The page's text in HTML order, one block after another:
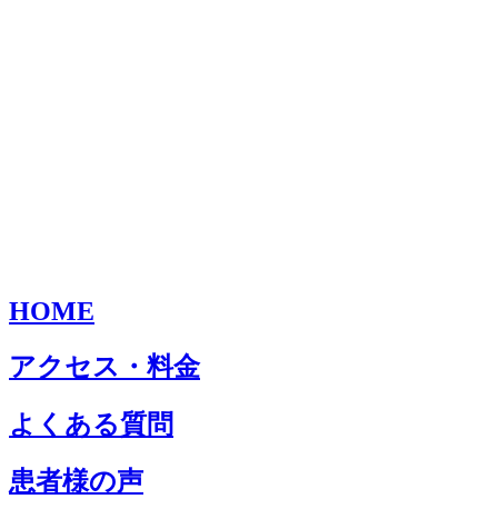
HOME
アクセス・料金
よくある質問
患者様の声